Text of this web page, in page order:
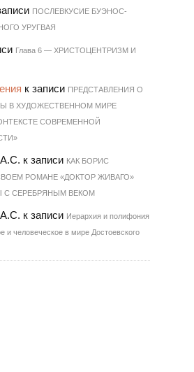
ПОСЛЕВКУСИЕ БУЭНОС-
УРУГВАЯ
Гла­ва 6 — ХРИ­С­ТО­ЦЕН­Т­РИЗМ И
к записи ПРЕДСТАВЛЕНИЯ О
В ХУДОЖЕСТВЕННОМ МИРЕ
СОВРЕМЕННОЙ
А.С. к записи КАК БОРИС
РОМАНЕ «ДОКТОР ЖИВАГО»
С СЕРЕБРЯНЫМ ВЕКОМ
А.С. к записи Иерархия и полифония
и человеческое в мире Достоевского